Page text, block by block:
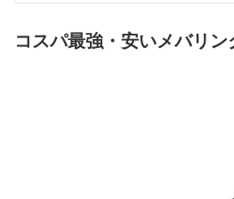
コスパ最強・安いメバリン